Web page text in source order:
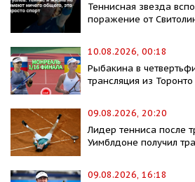
Теннисная звезда
поражение от
10.08.2026, 00:18
Рыбакина в
трансляция из Торонто
09.08.2026, 20:20
Лидер тенниса после
Уимблдоне получил
09.08.2026, 16:18